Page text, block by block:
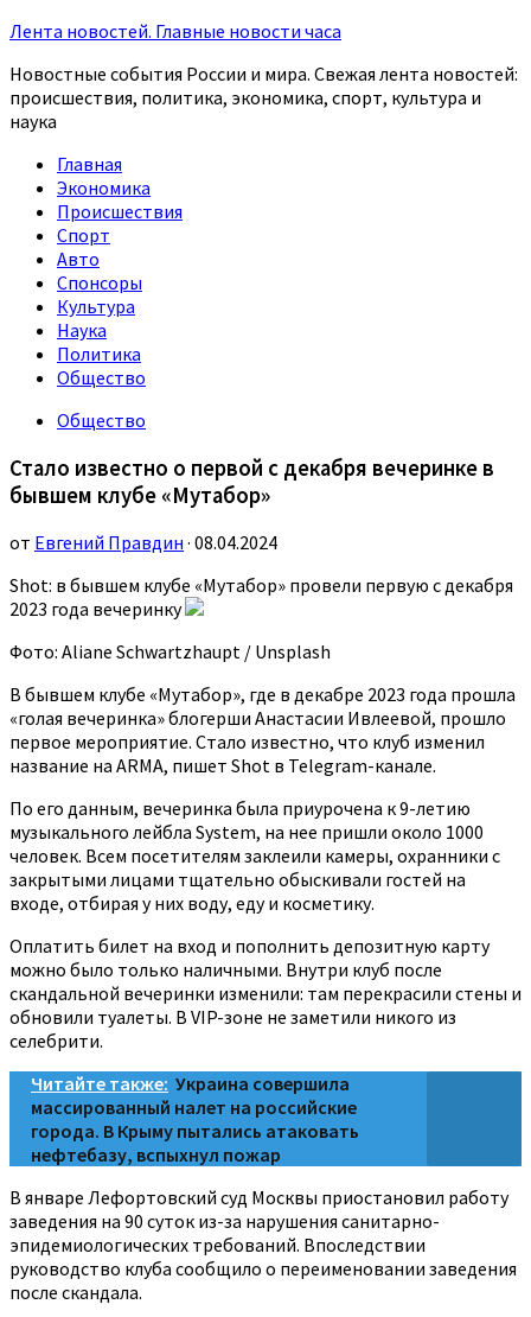
Лента новостей. Главные новости часа
Новостные события России и мира. Свежая лента новостей:
происшествия, политика, экономика, спорт, культура и
наука
Главная
Экономика
Происшествия
Спорт
Авто
Спонсоры
Культура
Наука
Политика
Общество
Общество
Стало известно о первой с декабря вечеринке в
бывшем клубе «Мутабор»
от Евгений Правдин · 08.04.2024
Shot: в бывшем клубе «Мутабор» провели первую с декабря
2023 года вечеринку
Фото: Aliane Schwartzhaupt / Unsplash
В бывшем клубе «Мутабор», где в декабре 2023 года прошла
«голая вечеринка» блогерши Анастасии Ивлеевой, прошло
первое мероприятие. Стало известно, что клуб изменил
название на ARMA, пишет Shot в Telegram-канале.
По его данным, вечеринка была приурочена к 9-летию
музыкального лейбла System, на нее пришли около 1000
человек. Всем посетителям заклеили камеры, охранники с
закрытыми лицами тщательно обыскивали гостей на
входе, отбирая у них воду, еду и косметику.
Оплатить билет на вход и пополнить депозитную карту
можно было только наличными. Внутри клуб после
скандальной вечеринки изменили: там перекрасили стены и
обновили туалеты. В VIP-зоне не заметили никого из
селебрити.
Читайте также: Украина совершила
массированный налет на российские
города. В Крыму пытались атаковать
нефтебазу, вспыхнул пожар
В январе Лефортовский суд Москвы приостановил работу
заведения на 90 суток из-за нарушения санитарно-
эпидемиологических требований. Впоследствии
руководство клуба сообщило о переименовании заведения
после скандала.